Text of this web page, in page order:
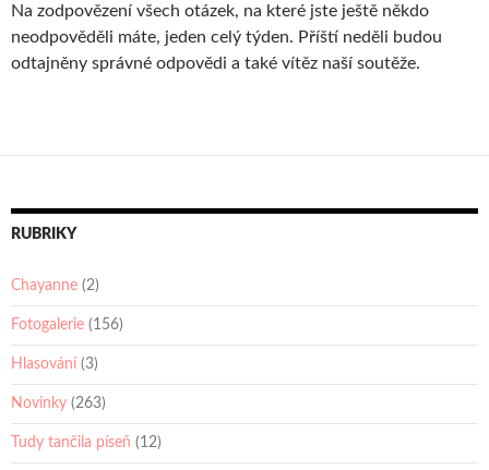
Na zodpovězení všech otázek, na které jste ještě někdo
neodpověděli máte, jeden celý týden. Příští neděli budou
odtajněny správné odpovědi a také vítěz naší soutěže.
RUBRIKY
Chayanne (2)
Fotogalerie (156)
Hlasování (3)
Novinky (263)
Tudy tančila píseň (12)